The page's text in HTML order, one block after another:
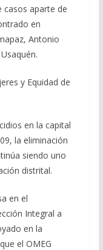
casos aparte de
en
Antonio
y Equidad de
en la capital
la eliminación
siendo uno
distrital.
en el
Integral a
en la
el OMEG